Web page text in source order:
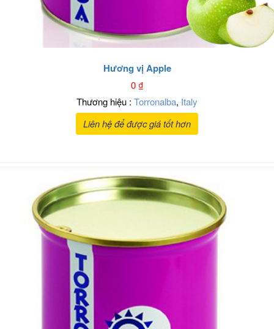
Hương vị Apple
0₫
Thương hiệu : Torronalba, Italy
Liên hệ để được giá tốt hơn